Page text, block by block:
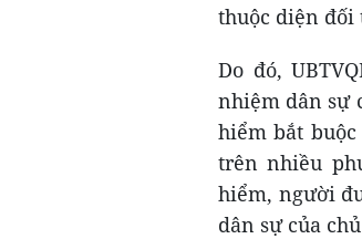
thuộc diện đối
Do đó,
nhiệm dân sự
hiểm bắt
trên nhiều
hiểm, người
dân sự của